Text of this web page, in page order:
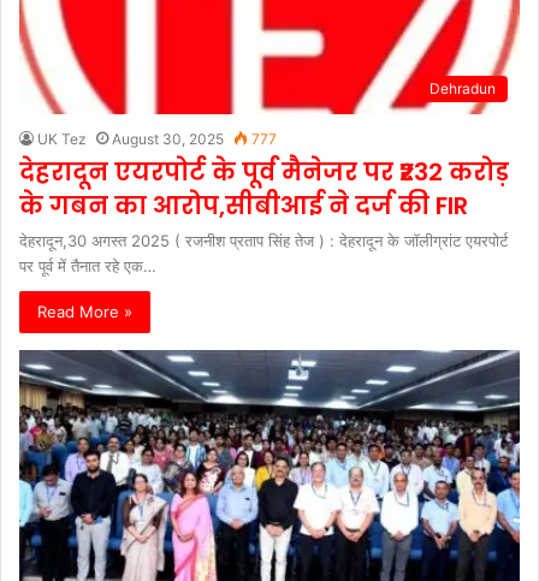
Dehradun
UK Tez August 30, 2025 777
देहरादून एयरपोर्ट के पूर्व मैनेजर पर ₹232 करोड़
के गबन का आरोप,सीबीआई ने दर्ज की FIR
देहरादून,30 अगस्त 2025 ( रजनीश प्रताप सिंह तेज ) : देहरादून के जॉलीग्रांट एयरपोर्ट
पर पूर्व में तैनात रहे एक…
Read More »